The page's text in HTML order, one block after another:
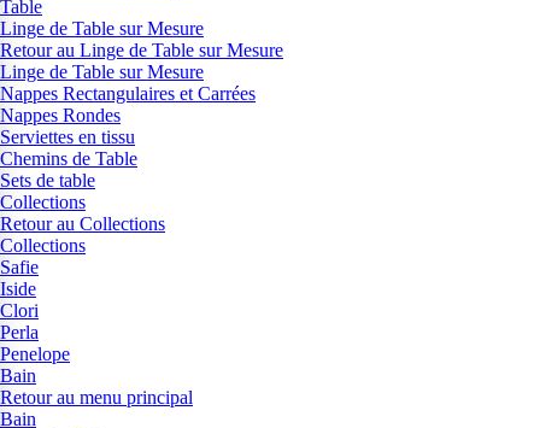
Table
Linge de Table sur Mesure
Retour au Linge de Table sur Mesure
Linge de Table sur Mesure
Nappes Rectangulaires et Carrées
Nappes Rondes
Serviettes en tissu
Chemins de Table
Sets de table
Collections
Retour au Collections
Collections
Safie
Iside
Clori
Perla
Penelope
Bain
Retour au menu principal
Bain